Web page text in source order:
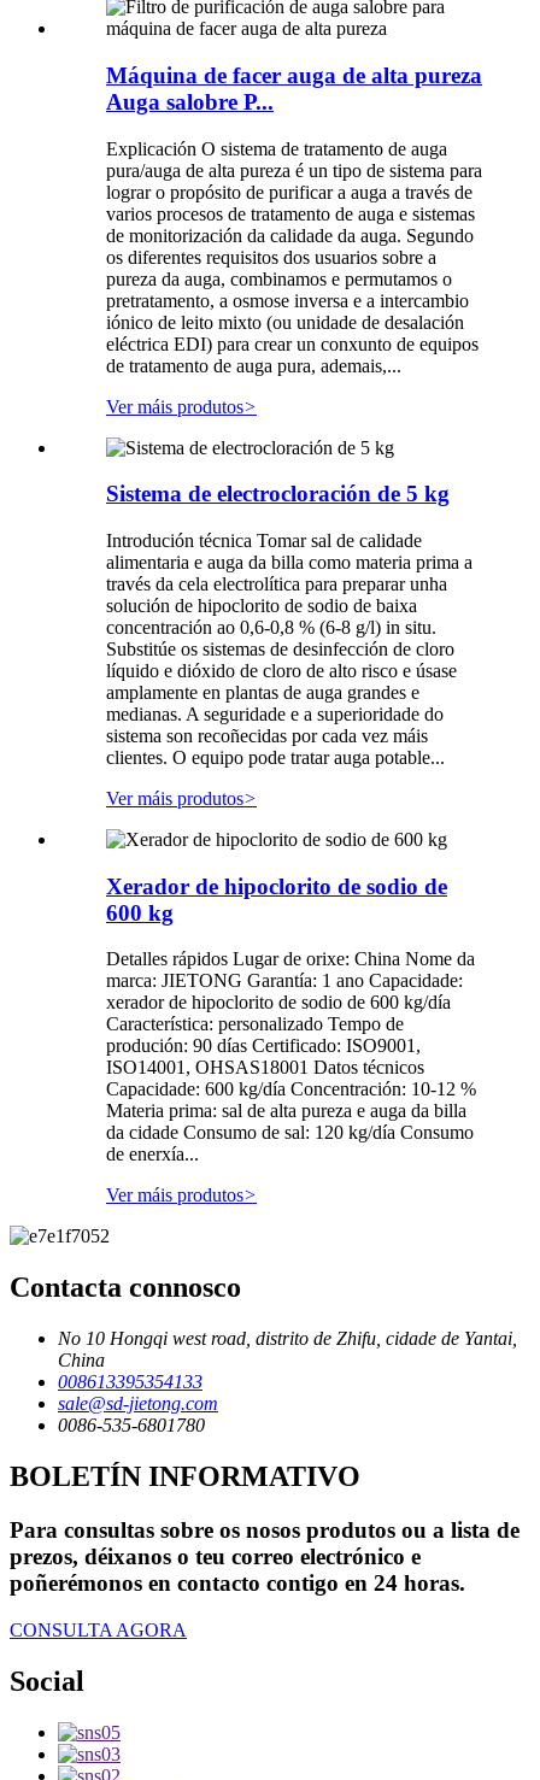
Máquina de facer auga de alta pureza
Auga salobre P...
Explicación O sistema de tratamento de auga
pura/auga de alta pureza é un tipo de sistema para
lograr o propósito de purificar a auga a través de
varios procesos de tratamento de auga e sistemas
de monitorización da calidade da auga. Segundo
os diferentes requisitos dos usuarios sobre a
pureza da auga, combinamos e permutamos o
pretratamento, a osmose inversa e a intercambio
iónico de leito mixto (ou unidade de desalación
eléctrica EDI) para crear un conxunto de equipos
de tratamento de auga pura, ademais,...
Ver máis produtos>
Sistema de electrocloración de 5 kg
Introdución técnica Tomar sal de calidade
alimentaria e auga da billa como materia prima a
través da cela electrolítica para preparar unha
solución de hipoclorito de sodio de baixa
concentración ao 0,6-0,8 % (6-8 g/l) in situ.
Substitúe os sistemas de desinfección de cloro
líquido e dióxido de cloro de alto risco e úsase
amplamente en plantas de auga grandes e
medianas. A seguridade e a superioridade do
sistema son recoñecidas por cada vez máis
clientes. O equipo pode tratar auga potable...
Ver máis produtos>
Xerador de hipoclorito de sodio de
600 kg
Detalles rápidos Lugar de orixe: China Nome da
marca: JIETONG Garantía: 1 ano Capacidade:
xerador de hipoclorito de sodio de 600 kg/día
Característica: personalizado Tempo de
produción: 90 días Certificado: ISO9001,
ISO14001, OHSAS18001 Datos técnicos
Capacidade: 600 kg/día Concentración: 10-12 %
Materia prima: sal de alta pureza e auga da billa
da cidade Consumo de sal: 120 kg/día Consumo
de enerxía...
Ver máis produtos>
Contacta connosco
No 10 Hongqi west road, distrito de Zhifu, cidade de Yantai,
China
008613395354133
sale@sd-jietong.com
0086-535-6801780
BOLETÍN INFORMATIVO
Para consultas sobre os nosos produtos ou a lista de
prezos, déixanos o teu correo electrónico e
poñerémonos en contacto contigo en 24 horas.
CONSULTA AGORA
Social